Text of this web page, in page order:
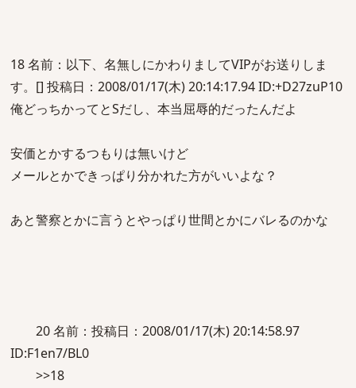
18 名前：以下、名無しにかわりましてVIPがお送りしま
す。[] 投稿日：2008/01/17(木) 20:14:17.94 ID:+D27zuP10
俺どっちかってとSだし、本当屈辱的だったんだよ
安価とかするつもりは無いけど
メールとかできっぱり分かれた方がいいよな？
あと警察とかに言うとやっぱり世間とかにバレるのかな
20 名前：投稿日：2008/01/17(木) 20:14:58.97
ID:F1en7/BL0
>>18